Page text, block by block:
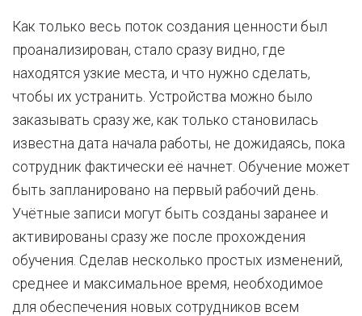
Как только весь поток создания ценности был
проанализирован, стало сразу видно, где
находятся узкие места, и что нужно сделать,
чтобы их устранить. Устройства можно было
заказывать сразу же, как только становилась
известна дата начала работы, не дожидаясь, пока
сотрудник фактически её начнет. Обучение может
быть запланировано на первый рабочий день.
Учётные записи могут быть созданы заранее и
активированы сразу же после прохождения
обучения. Сделав несколько простых изменений,
среднее и максимальное время, необходимое
для обеспечения новых сотрудников всем